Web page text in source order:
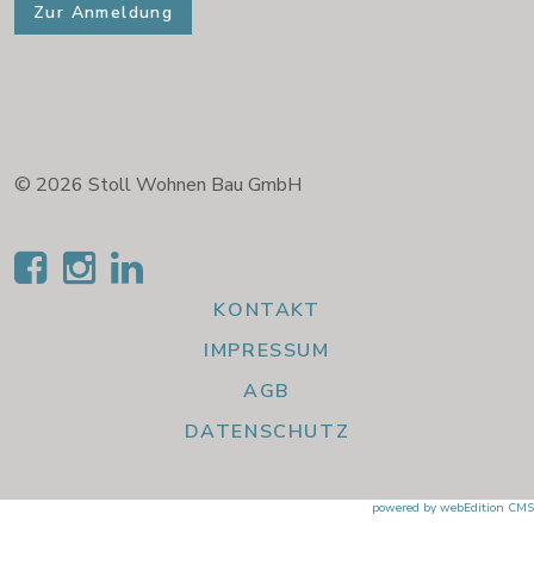
Zur Anmeldung
© 2026 Stoll Wohnen Bau GmbH
KONTAKT
IMPRESSUM
AGB
DATENSCHUTZ
powered by webEdition CMS